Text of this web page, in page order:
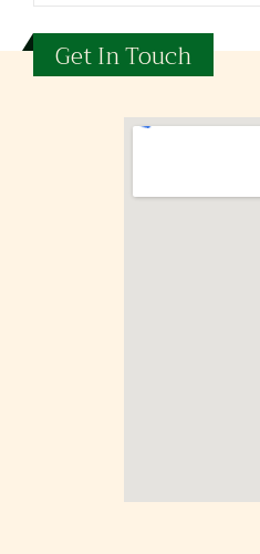
Get In Touch